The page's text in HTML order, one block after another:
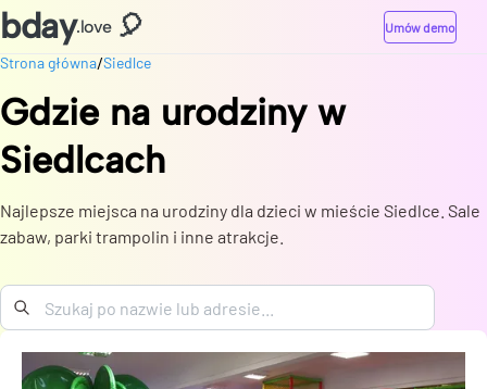
bday.love 🎈 Umów demo
Strona główna/Siedlce
Gdzie na urodziny w
Siedlcach
Najlepsze miejsca na urodziny dla dzieci w mieście Siedlce. Sale
zabaw, parki trampolin i inne atrakcje.